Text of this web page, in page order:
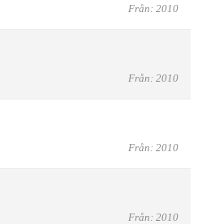
Från: 2010
Från: 2010
Från: 2010
Från: 2010